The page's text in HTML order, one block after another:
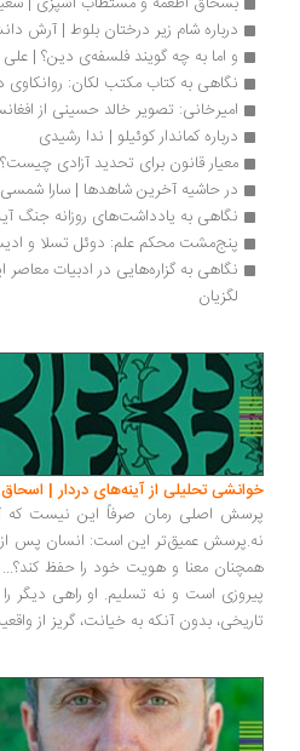
درباره شام زیر درختان بلوط | آرش
و اما به چه گویند فلسفه‌ی دین؟ | علی غزالی‌فر
نگاهی به کتاب مکتب لکان: روانکاوی در
امیرخانی: تصویر خالد حسینی از
درباره کماندار کوئیلو | ندا رشیدی
معیار قانون برای تحدید آزادی چیست؟
در حاشیه آخرین شاهدها | سارا شمسی
نگاهی به یادداشت‌های روزانه جنگ
پنج‌مشت محکم علم: دوئل تسلا و ادیسون
تحلیلی از آینه‌های دردار | اسحاق
اصلی رمان صرفاً این نیست که آیا
عمیق‌تر این است: انسان پس از شکست
معنا و هویت خود را حفظ کند؟... پاسخی
است و نه تسلیم. او راهی دیگر را
بدون آنکه به خیانت، گریز از واقعیت یا